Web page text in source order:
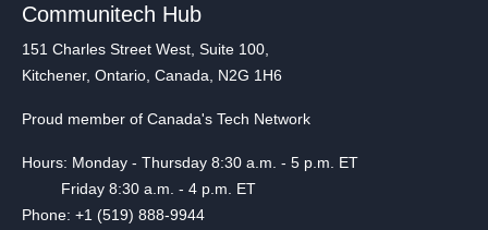
Communitech Hub
151 Charles Street West, Suite 100,
Kitchener, Ontario, Canada, N2G 1H6
Proud member of Canada's Tech Network
Hours: Monday - Thursday 8:30 a.m. - 5 p.m. ET
Friday 8:30 a.m. - 4 p.m. ET
Phone: +1 (519) 888-9944